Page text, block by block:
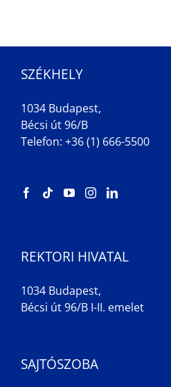
SZÉKHELY
1034 Budapest,
Bécsi út 96/B
Telefon: +36 (1) 666-5500
REKTORI HIVATAL
1034 Budapest,
Bécsi út 96/B I-II. emelet
SAJTÓSZOBA